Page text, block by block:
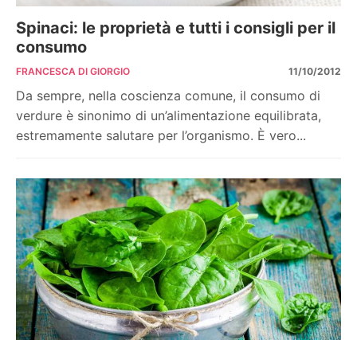
Spinaci: le proprietà e tutti i consigli per il
consumo
FRANCESCA DI GIORGIO 11/10/2012
Da sempre, nella coscienza comune, il consumo di
verdure è sinonimo di un’alimentazione equilibrata,
estremamente salutare per l’organismo. È vero...